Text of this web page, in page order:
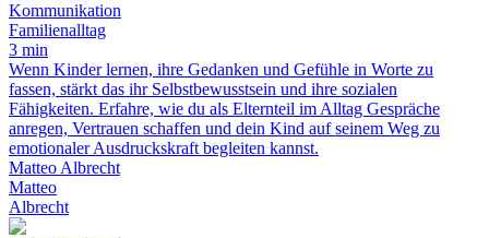
Kommunikation
Familienalltag
3 min
Wenn Kinder lernen, ihre Gedanken und Gefühle in Worte zu
fassen, stärkt das ihr Selbstbewusstsein und ihre sozialen
Fähigkeiten. Erfahre, wie du als Elternteil im Alltag Gespräche
anregen, Vertrauen schaffen und dein Kind auf seinem Weg zu
emotionaler Ausdruckskraft begleiten kannst.
Matteo Albrecht
Matteo
Albrecht